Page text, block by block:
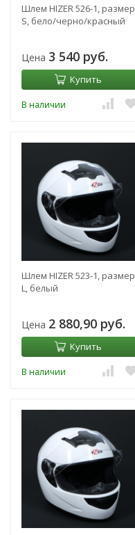
Шлем HIZER 526-1, размер
S, бело/черно/красный
Цена 3 540 руб.
Купить
В наличии
Шлем HIZER 523-1, размер
L, белый
Цена 2 880,90 руб.
Купить
В наличии